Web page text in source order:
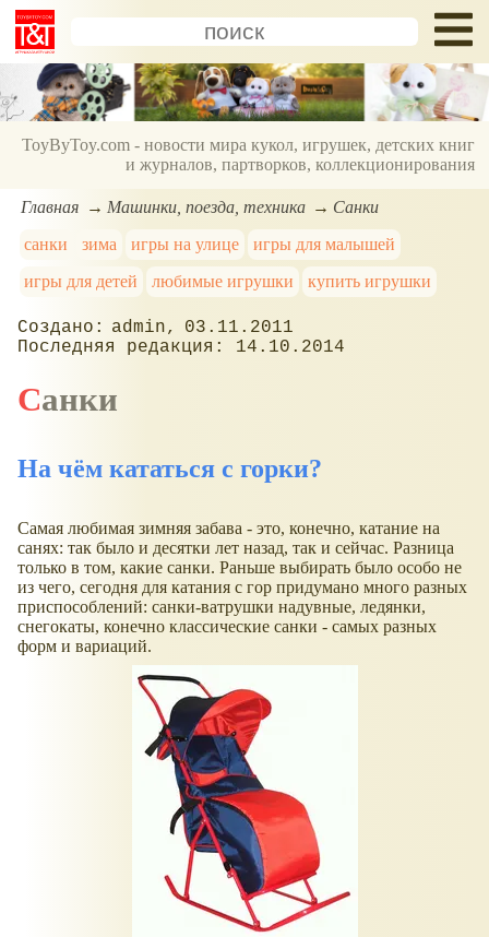
ToyByToy.com - новости мира кукол, игрушек, детских книг
и журналов, партворков, коллекционирования
Главная Машинки, поезда, техника
Санки
санки
зима игры на улице
игры для малышей
игры для детей
любимые игрушки купить игрушки
admin
03.11.2011
14.10.2014
Санки
На чём кататься с горки?
Самая любимая зимняя забава - это, конечно, катание на
санях: так было и десятки лет назад, так и сейчас. Разница
только в том, какие санки. Раньше выбирать было особо не
из чего, сегодня для катания с гор придумано много разных
приспособлений: санки-ватрушки надувные, ледянки,
снегокаты, конечно классические санки - самых разных
форм и вариаций.